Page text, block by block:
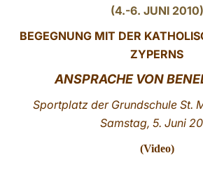
(4.-6. JUNI 2010)
BEGEGNUNG MIT DER
ZYPERNS
ANSPRACHE VON
Sportplatz der Grundschule St.
Samstag, 5. Juni
(Video)